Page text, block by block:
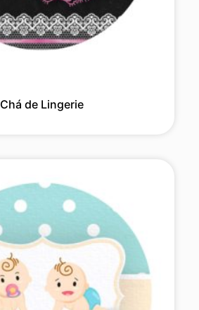
Chá de Lingerie